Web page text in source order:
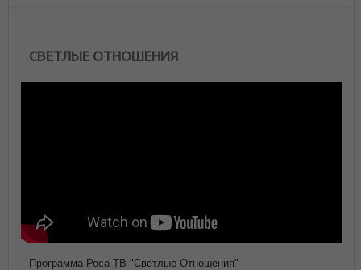
СВЕТЛЫЕ ОТНОШЕНИЯ
Программа Роса ТВ "Светлые Отношения"